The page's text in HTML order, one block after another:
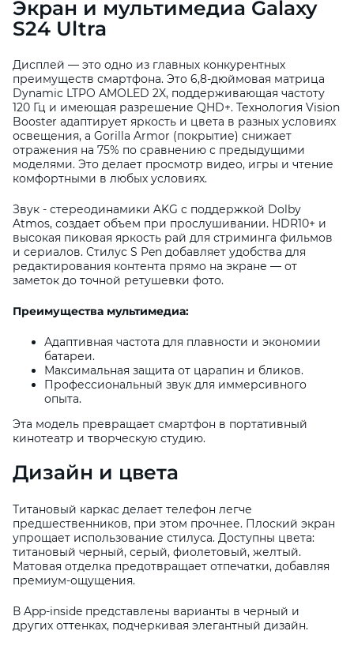
Экран и мультимедиа Galaxy
S24 Ultra
Дисплей — это одно из главных конкурентных
преимуществ смартфона. Это 6,8-дюймовая матрица
Dynamic LTPO AMOLED 2X, поддерживающая частоту
120 Гц и имеющая разрешение QHD+. Технология Vision
Booster адаптирует яркость и цвета в разных условиях
освещения, а Gorilla Armor (покрытие) снижает
отражения на 75% по сравнению с предыдущими
моделями. Это делает просмотр видео, игры и чтение
комфортными в любых условиях.
Звук - стереодинамики AKG с поддержкой Dolby
Atmos, создает объем при прослушивании. HDR10+ и
высокая пиковая яркость рай для стриминга фильмов
и сериалов. Стилус S Pen добавляет удобства для
редактирования контента прямо на экране — от
заметок до точной ретушевки фото.
Преимущества мультимедиа:
Адаптивная частота для плавности и экономии
батареи.
Максимальная защита от царапин и бликов.
Профессиональный звук для иммерсивного
опыта.
Эта модель превращает смартфон в портативный
кинотеатр и творческую студию.
Дизайн и цвета
Титановый каркас делает телефон легче
предшественников, при этом прочнее. Плоский экран
упрощает использование стилуса. Доступны цвета:
титановый черный, серый, фиолетовый, желтый.
Матовая отделка предотвращает отпечатки, добавляя
премиум-ощущения.
В App-inside представлены варианты в черный и
других оттенках, подчеркивая элегантный дизайн.